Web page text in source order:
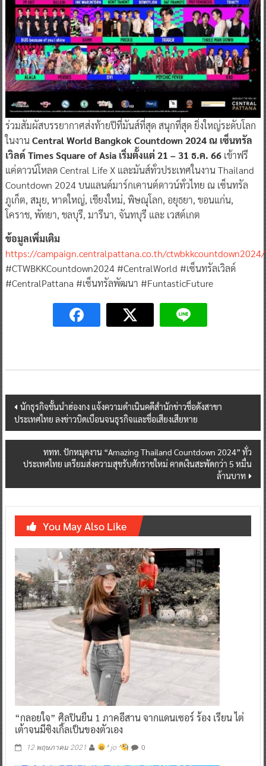
ร่วมสัมผัสบรรยากาศส่งท้ายปีที่มันส์ที่สุด สนุกที่สุด ยิ่งใหญ่ระดับโลก
ในงานCentral World Bangkok Countdown 2024 ณ เซ็นทรัล
เวิลด์ Times Square of Asia เริ่มตั้งแต่ 21 – 31 ธ.ค. 66เข้าฟรี
แค่ดาวน์โหลด Central Life X และมันส์ทั่วประเทศในงาน Thailand
Countdown 2024 บนแลนด์มาร์กเคานต์ดาวน์ทั่วไทย ณ เซ็นทรัล
ภูเก็ต, สมุย, หาดใหญ่, เชียงใหม่, พิษณุโลก, อยุธยา, ขอนแก่น,
โคราช, พัทยา, ชลบุรี, มารีนา, จันทบุรี และ เวสต์เกต
ข้อมูลเพิ่มเติม
https://campaign.centralpattana.co.th/ctwbkkcountdown2024/
#CTWBKKCountdown2024 #CentralWorld #เซ็นทรัลเวิลด์
#CentralPattana #เซ็นทรัลพัฒนา #FuntasticFuture
Post
navigation
นักธุรกิจชั้นนำฮ่องกง แจ้งความดำเนินคดีสำนักข่าวชื่อดังสาขา
ประเทศไทย ลงข่าวบิดเบือนจนธุรกิจและชื่อเสียงเสียหาย
ททท. ปักหมุดงาน “Amazing Thailand Countdown 2024” ทั่ว
ประเทศไทย เตรียมส่งความสุขรับศักราชใหม่ คาดเงินสะพัดกว่า 5 หมื่น
ล้านบาท
You May Also Like
“กลอยใจ” ศิลปินยืน 1 ภาคอีสาน จากแดนเซอร์ ร้อง เรียน ไต่
เต้าจนมีซิงเกิ้ลเป็นของตัวเอง
12 พฤษภาคม 2021 ^ jo ^ 0